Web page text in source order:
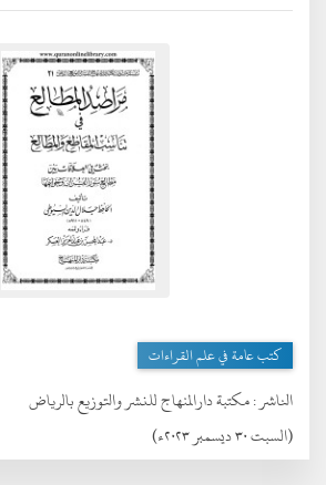
(السبت ٣٠ ديسمبر ٢٠٢٣ء)
الناشر :مكتبة دارالمنهاج للنشر والتوزيع بالرياض
كتب عامة في علم القراءات